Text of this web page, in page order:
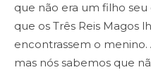
que não era um filho
que os Três Reis Magos
encontrassem o menino.
mas nós sabemos que